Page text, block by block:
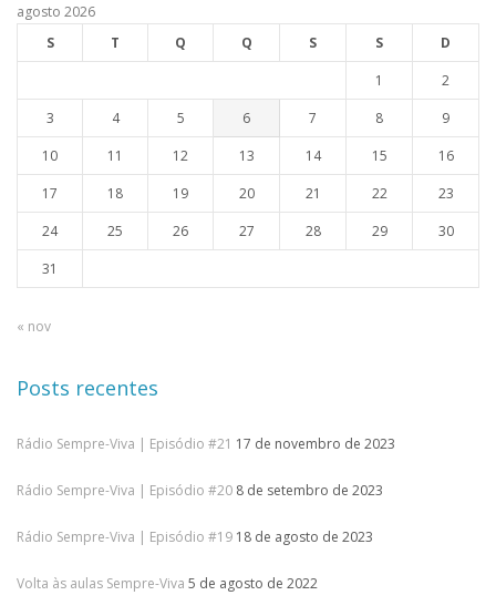
agosto 2026
S
T Q Q S S
D
1
2
3
4 5 6 7 8
9
10
11 12 13 14 15
16
17
18 19 20 21 22
23
24
25 26 27 28 29
30
31
« nov
Posts recentes
Rádio Sempre-Viva | Episódio #21 17 de novembro de 2023
Rádio Sempre-Viva | Episódio #20 8 de setembro de 2023
Rádio Sempre-Viva | Episódio #19 18 de agosto de 2023
Volta às aulas Sempre-Viva 5 de agosto de 2022